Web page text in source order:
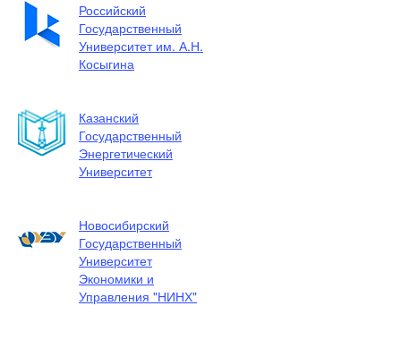
Российский
Государственный
Университет им. А.Н.
Косыгина
Казанский
Государственный
Энергетический
Университет
Новосибирский
Государственный
Университет
Экономики и
Управления "НИНХ"